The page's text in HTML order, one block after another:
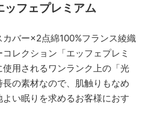
フェプレミアム
カバー×2点綿100%フランス綾織
レクション「エッフェプレミ
用されるワンランク上の「光
の素材なので、肌触りもなめ
い眠りを求めるお客様におす